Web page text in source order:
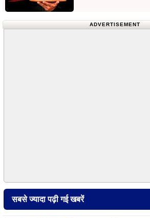
ADVERTISEMENT
सबसे ज्यादा पढ़ी गई खबरें